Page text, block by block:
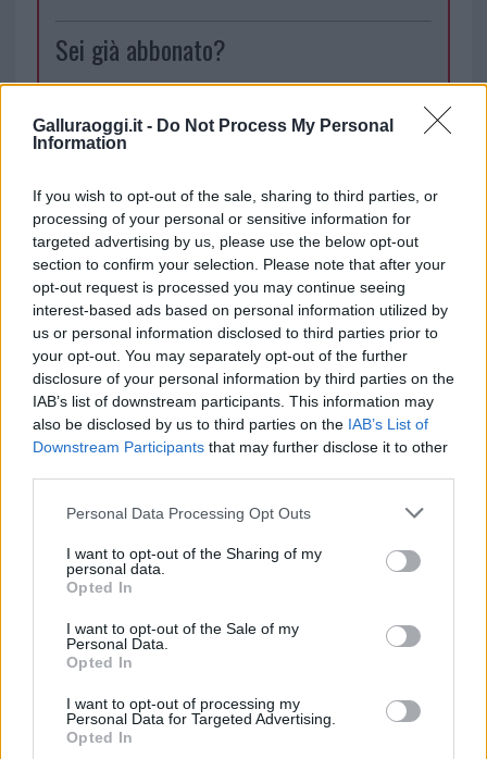
Galluraoggi.it - Do Not Process My Personal
Information
If you wish to opt-out of the sale, sharing to third parties, or
processing of your personal or sensitive information for
targeted advertising by us, please use the below opt-out
section to confirm your selection. Please note that after your
opt-out request is processed you may continue seeing
interest-based ads based on personal information utilized by
us or personal information disclosed to third parties prior to
your opt-out. You may separately opt-out of the further
disclosure of your personal information by third parties on the
IAB’s list of downstream participants. This information may
also be disclosed by us to third parties on the IAB’s List of
Downstream Participants that may further disclose it to other
Please note that this website/app uses one or more Google
not limited to your visit or usage behaviour. You may click to
grant or deny consent to Google and its third-party tags to
use your data for below specified purposes in below Google
consent section.
Personal Data Processing Opt Outs
I want to opt-out of the Sharing of my
personal data.
Opted In
I want to opt-out of the Sale of my
Personal Data.
Opted In
I want to opt-out of processing my
Personal Data for Targeted Advertising.
Opted In
Sei già abbonato?
sezioneLogin dal menù del sito o
cliccando
TEMI: Avis Olbia Gavino Felice Murrighile
Inviaci le tue segnalazioni,
i tuoi video e le tue foto
Su WhatsApp al numero +39
345 356 7512
Notizie in tempo reale?
Entra nel canale telegram di
daGoogle News